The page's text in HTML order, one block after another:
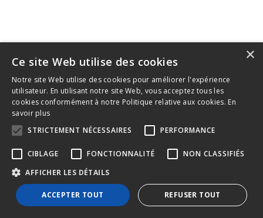
2022 © Conseil provincial du Québec des métiers de la
construction - International
×
Ce site Web utilise des cookies
Notre site Web utilise des cookies pour améliorer l'expérience
utilisateur. En utilisant notre site Web, vous acceptez tous les
cookies conformément à notre Politique relative aux cookies. En
savoir plus
STRICTEMENT NÉCESSAIRES
PERFORMANCE
CIBLAGE FONCTIONNALITÉ
NON CLASSIFIÉS
AFFICHER LES DÉTAILS
ACCEPTER TOUT REFUSER TOUT